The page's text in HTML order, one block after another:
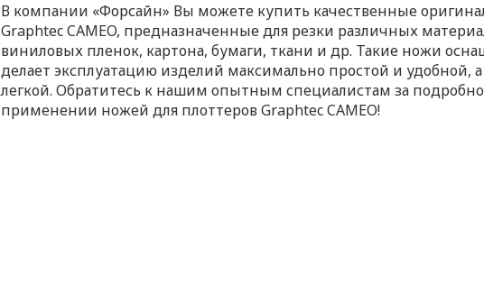
В компании «Форсайн» Вы можете купить качественные
Graphtec CAMEO, предназначенные для резки различных
виниловых пленок, картона, бумаги, ткани и др. Такие ножи
делает эксплуатацию изделий максимально простой и удобной,
легкой. Обратитесь к нашим опытным специалистам за
применении ножей для плоттеров Graphtec CAMEO!